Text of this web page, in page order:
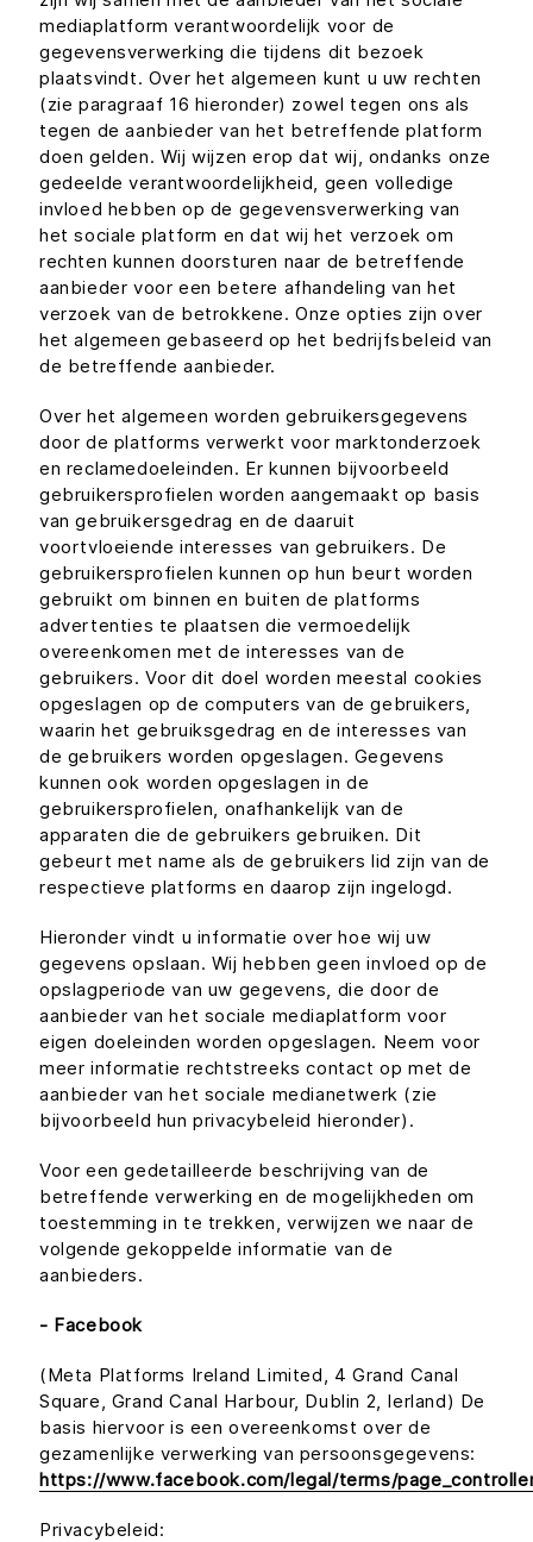
mediaplatform verantwoordelijk voor de
gegevensverwerking die tijdens dit bezoek
plaatsvindt. Over het algemeen kunt u uw rechten
(zie paragraaf 16 hieronder) zowel tegen ons als
tegen de aanbieder van het betreffende platform
doen gelden. Wij wijzen erop dat wij, ondanks onze
gedeelde verantwoordelijkheid, geen volledige
invloed hebben op de gegevensverwerking van
het sociale platform en dat wij het verzoek om
rechten kunnen doorsturen naar de betreffende
aanbieder voor een betere afhandeling van het
verzoek van de betrokkene. Onze opties zijn over
het algemeen gebaseerd op het bedrijfsbeleid van
de betreffende aanbieder.
Over het algemeen worden gebruikersgegevens
door de platforms verwerkt voor marktonderzoek
en reclamedoeleinden. Er kunnen bijvoorbeeld
gebruikersprofielen worden aangemaakt op basis
van gebruikersgedrag en de daaruit
voortvloeiende interesses van gebruikers. De
gebruikersprofielen kunnen op hun beurt worden
gebruikt om binnen en buiten de platforms
advertenties te plaatsen die vermoedelijk
overeenkomen met de interesses van de
gebruikers. Voor dit doel worden meestal cookies
opgeslagen op de computers van de gebruikers,
waarin het gebruiksgedrag en de interesses van
de gebruikers worden opgeslagen. Gegevens
kunnen ook worden opgeslagen in de
gebruikersprofielen, onafhankelijk van de
apparaten die de gebruikers gebruiken. Dit
gebeurt met name als de gebruikers lid zijn van de
respectieve platforms en daarop zijn ingelogd.
Hieronder vindt u informatie over hoe wij uw
gegevens opslaan. Wij hebben geen invloed op de
opslagperiode van uw gegevens, die door de
aanbieder van het sociale mediaplatform voor
eigen doeleinden worden opgeslagen. Neem voor
meer informatie rechtstreeks contact op met de
aanbieder van het sociale medianetwerk (zie
bijvoorbeeld hun privacybeleid hieronder).
Voor een gedetailleerde beschrijving van de
betreffende verwerking en de mogelijkheden om
toestemming in te trekken, verwijzen we naar de
volgende gekoppelde informatie van de
aanbieders.
- Facebook
(Meta Platforms Ireland Limited, 4 Grand Canal
Square, Grand Canal Harbour, Dublin 2, Ierland) De
basis hiervoor is een overeenkomst over de
gezamenlijke verwerking van persoonsgegevens:
https://www.facebook.com/legal/terms/
Privacybeleid: